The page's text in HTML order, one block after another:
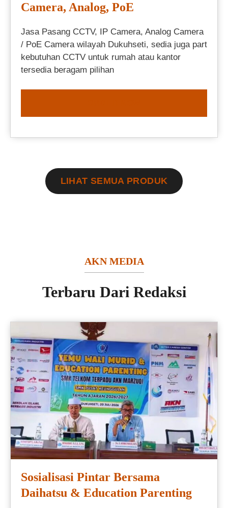
Camera, Analog, PoE
Jasa Pasang CCTV, IP Camera, Analog Camera
/ PoE Camera wilayah Dukuhseti, sedia juga part
kebutuhan CCTV untuk rumah atau kantor
tersedia beragam pilihan
LIHAT SEMUA PRODUK
AKN MEDIA
Terbaru Dari Redaksi
Sosialisasi Pintar Bersama
Daihatsu & Education Parenting